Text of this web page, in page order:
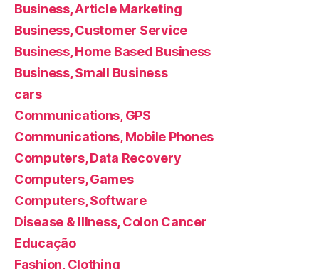
Business, Article Marketing
Business, Customer Service
Business, Home Based Business
Business, Small Business
cars
Communications, GPS
Communications, Mobile Phones
Computers, Data Recovery
Computers, Games
Computers, Software
Disease & Illness, Colon Cancer
Educação
Fashion, Clothing